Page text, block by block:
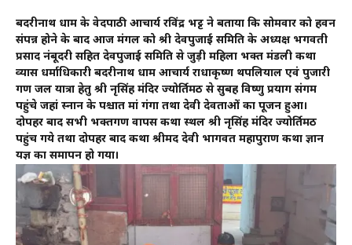
बदरीनाथ धाम के वेदपाठी आचार्य रविंद्र भट्ट ने बताया कि सोमवार को हवन
संपन्न होने के बाद आज मंगल को श्री देवपुजाई समिति के अध्यक्ष भगवती
प्रसाद नंबूदरी सहित देवपुजाई समिति से जुड़ी महिला भक्त मंडली कथा
व्यास धर्माधिकारी बदरीनाथ धाम आचार्य राधाकृष्ण थपलियाल एवं पुजारी
गण जल यात्रा हेतु श्री नृसिंह मंदिर ज्योर्तिमठ से सुबह विष्णु प्रयाग संगम
पहुंचे जहां स्नान के पश्चात मां गंगा तथा देवी देवताओं का पूजन हुआ।
दोपहर बाद सभी भक्तगण वापस कथा स्थल श्री नृसिंह मंदिर ज्योर्तिमठ
पहुंच गये तथा दोपहर बाद कथा श्रीमद देवी भागवत महापुराण कथा ज्ञान
यज्ञ का समापन हो गया।